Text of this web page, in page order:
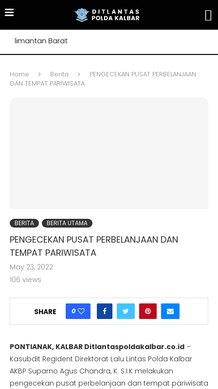
Barat
di Website Resmi Ditlantas Polda Kalimantan Barat
Home Berita
PENGECEKAN PUSAT PERBELANJAAN
DAN TEMPAT PARIWISATA
BERITA BERITA UTAMA
PENGECEKAN PUSAT PERBELANJAAN DAN
TEMPAT PARIWISATA
May 23, 2022
106 views
SHARE 0
PONTIANAK, KALBAR Ditlantaspoldakalbar.co.id –
Kasubdit Regident Direktorat Lalu Lintas Polda Kalbar
AKBP Suparno Agus Chandra, K. S.I.K melakukan
pengecekan pusat perbelanjaan dan tempat pariwisata